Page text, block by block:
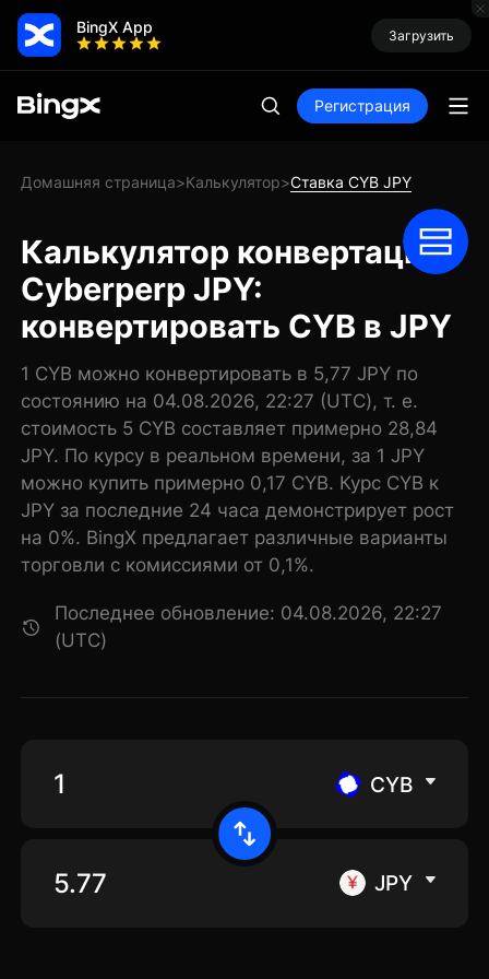
BingX App Загрузить
Регистрация
Домашняя страница>Калькулятор>Ставка CYB JPY
Калькулятор конвертации
Cyberperp JPY:
конвертировать CYB в JPY
1 CYB можно конвертировать в 5,77 JPY по
состоянию на 04.08.2026, 22:27 (UTC), т. е.
стоимость 5 CYB составляет примерно 28,84
JPY. По курсу в реальном времени, за 1 JPY
можно купить примерно 0,17 CYB. Курс CYB к
JPY за последние 24 часа демонстрирует рост
на 0%. BingX предлагает различные варианты
торговли с комиссиями от 0,1%.
Последнее обновление: 04.08.2026, 22:27
(UTC)
CYB
JPY